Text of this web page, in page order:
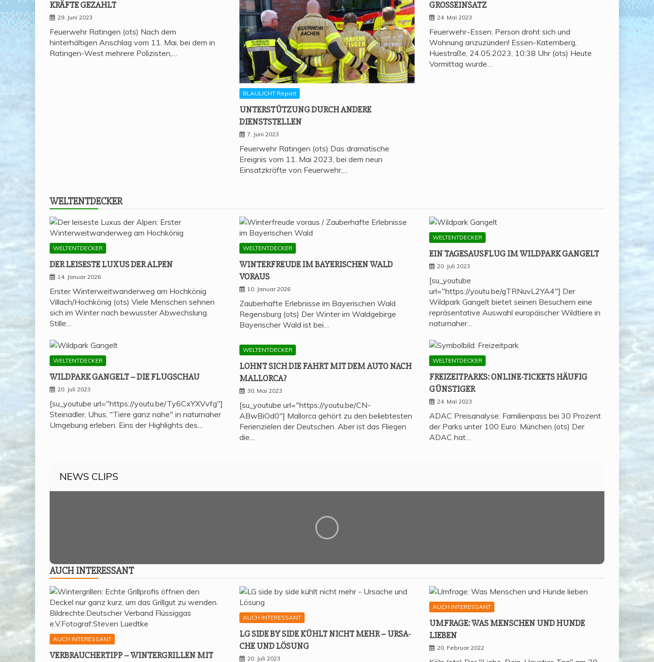
KRÄF­TE GEZAHLT
29. Juni 2023
Feuerwehr Ratingen (ots) Nach dem
hinterhältigen Anschlag vom 11. Mai, bei dem in
Ratingen-West mehrere Polizisten,…
BLAULICHT Report
UNTER­STÜT­ZUNG DURCH ANDE­RE
DIENSTSTELLEN
7. Juni 2023
Feuerwehr Ratingen (ots) Das dramatische
Ereignis vom 11. Mai 2023, bei dem neun
Einsatzkräfte von Feuerwehr,…
GROSSEINSATZ
24. Mai 2023
Feuerwehr-Essen: Person droht sich und
Wohnung anzuzünden! Essen-Katernberg,
Huestraße, 24.05.2023, 10:38 Uhr (ots) Heute
Vormittag wurde…
WELT­ENT­DE­CKER
WELTENTDECKER
DER LEI­SES­TE LUXUS DER ALPEN
14. Januar 2026
Erster Winterweitwanderweg am Hochkönig
Villach/Hochkönig (ots) Viele Menschen sehnen
sich im Winter nach bewusster Abwechslung.
Stille…
WELTENTDECKER
WIN­TER­FREU­DE IM BAYE­RI­SCHEN WALD
VORAUS
10. Januar 2026
Zauberhafte Erlebnisse im Bayerischen Wald
Regensburg (ots) Der Winter im Waldgebirge
Bayerischer Wald ist bei…
WELTENTDECKER
EIN TAGES­AUS­FLUG IM WILD­PARK GANGELT
20. Juli 2023
[su_youtube
url="https://youtu.be/gTRNuvL2YA4"] Der
Wildpark Gangelt bietet seinen Besuchern eine
repräsentative Auswahl europäischer Wildtiere in
naturnaher…
WELTENTDECKER
WILD­PARK GAN­GELT – DIE FLUGSCHAU
20. Juli 2023
[su_youtube url="https://youtu.be/Ty6CxYXVvfg"]
Steinadler, Uhus, "Tiere ganz nahe" in naturnaher
Umgebung erleben. Eins der Highlights des…
WELTENTDECKER
LOHNT SICH DIE FAHRT MIT DEM AUTO NACH
MALLORCA?
30. Mai 2023
[su_youtube url="https://youtu.be/CN-
ABwBiOd0"] Mallorca gehört zu den beliebtesten
Ferienzielen der Deutschen. Aber ist das Fliegen
die…
WELTENTDECKER
FREI­ZEIT­PARKS: ONLINE-TICKETS HÄU­FIG
GÜNSTIGER
24. Mai 2023
ADAC Preisanalyse: Familienpass bei 30 Prozent
der Parks unter 100 Euro. München (ots) Der
ADAC hat…
NEWS CLIPS
AUCH INTER­ES­SANT
AUCH INTERESSANT
VER­BRAU­CHER­TIPP – WIN­TER­GRIL­LEN MIT
AUCH INTERESSANT
LG SIDE BY SIDE KÜHLT NICHT MEHR – URSA­
CHE UND LÖSUNG
20. Juli 2023
AUCH INTERESSANT
UMFRA­GE: WAS MEN­SCHEN UND HUN­DE
LIEBEN
20. Februar 2022